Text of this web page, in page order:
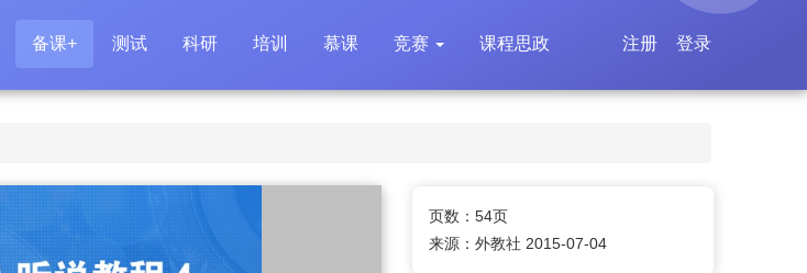
备课+ 测试 科研 培训 慕课 竞赛 课程思政 登录
注册
页数：54页
来源：外教社 2015-07-04